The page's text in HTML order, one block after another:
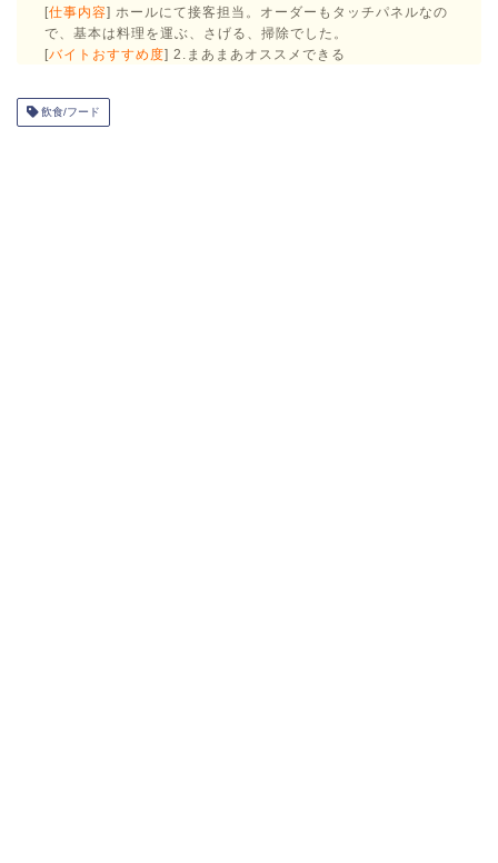
[仕事内容] ホールにて接客担当。オーダーもタッチパネルなの
で、基本は料理を運ぶ、さげる、掃除でした。
[バイトおすすめ度] 2.まあまあオススメできる
飲食/フード